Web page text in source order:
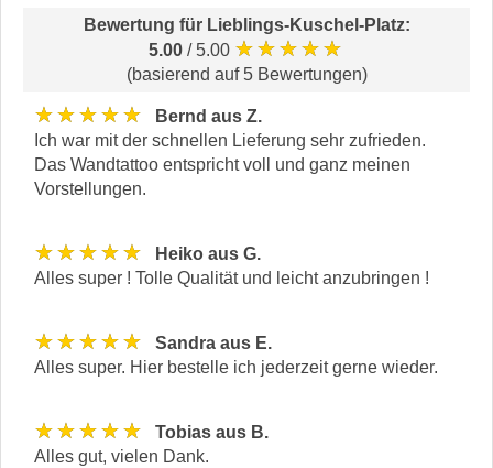
Bewertung für Lieblings-Kuschel-Platz:
5.00 / 5.00 ★★★★★
(basierend auf 5 Bewertungen)
★★★★★
Bernd aus Z.
Ich war mit der schnellen Lieferung sehr zufrieden.
Das Wandtattoo entspricht voll und ganz meinen
Vorstellungen.
★★★★★
Heiko aus G.
Alles super ! Tolle Qualität und leicht anzubringen !
★★★★★
Sandra aus E.
Alles super. Hier bestelle ich jederzeit gerne wieder.
★★★★★
Tobias aus B.
Alles gut, vielen Dank.